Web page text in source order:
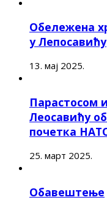
Обележена
у Лепосавићу
13. мај 2025.
Парастосом
Леосавићу
почетка
25. март 2025.
Обавештење